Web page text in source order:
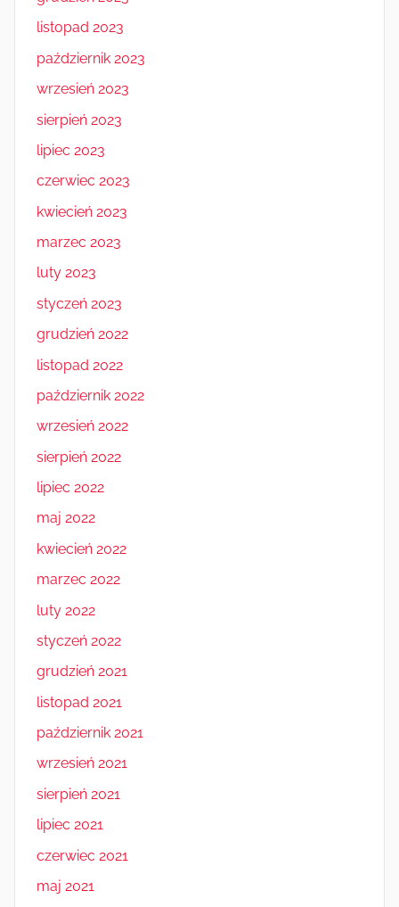
listopad 2023
październik 2023
wrzesień 2023
sierpień 2023
lipiec 2023
czerwiec 2023
kwiecień 2023
marzec 2023
luty 2023
styczeń 2023
grudzień 2022
listopad 2022
październik 2022
wrzesień 2022
sierpień 2022
lipiec 2022
maj 2022
kwiecień 2022
marzec 2022
luty 2022
styczeń 2022
grudzień 2021
listopad 2021
październik 2021
wrzesień 2021
sierpień 2021
lipiec 2021
czerwiec 2021
maj 2021